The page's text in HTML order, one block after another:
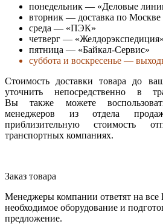
понедельник — «Деловые
вторник — доставка по Москве
среда — «ПЭК»
четверг — «Желдорэкспедиция»
пятница — «Байкал-Сервис»
суббота и воскресенье —
Стоимость доставки товара до
уточнить непосредственно в
Вы также можете
менеджеров из отдела
приблизительную стоимость
транспортных компаниях.
Заказ товара
Менеджеры компании ответят на
необходимое оборудование и
предложение.